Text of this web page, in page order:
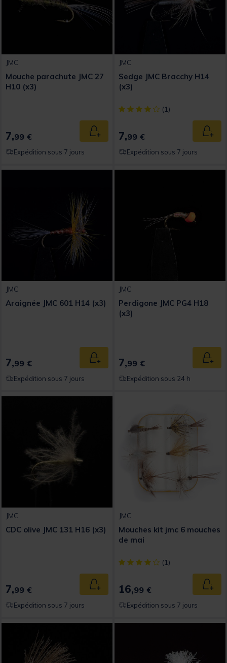
JMC
Mouche parachute JMC 27
H10 (x3)
7,99 € Ajouter au panier
Expédition sous 7 jours
JMC
Sedge JMC Bracchy H14
(x3)
[object Object] out of 5
(1)
7,99 €
Expédition sous 7 jours
JMC
Araignée JMC 601 H14 (x3)
7,99 € Ajouter au panier
Expédition sous 7 jours
JMC
Perdigone JMC PG4 H18
(x3)
7,99 €
Expédition sous 24 h
JMC
CDC olive JMC 131 H16 (x3)
7,99 € Ajouter au panier
Expédition sous 7 jours
JMC
Mouches kit jmc 6 mouches
de mai
[object Object] out of 5
(1)
16,99 €
Expédition sous 7 jours